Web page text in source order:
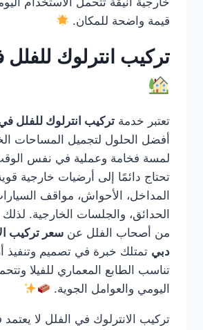
قيمة واضحة للمكان.
تركيب انترلوك
تعتبر خدمة تركيب انترلوك للفلل
أفضل الحلول لتجميل المساحات
لمسة فخامة وعملية في نفس
تحتاج دائمًا إلى أرضيات خارجية
المداخل، الأحواش، مواقف
الحدائق، والجلسات الخارجية. لذلك
من أصحاب الفلل عن سعر تركيب
دبي تمتلك خبرة في تصميم وتنفيذ
تناسب الطابع المعماري للفيلا
اليومي والعوامل الجوية.
تركيب الانترلوك في الفلل لا